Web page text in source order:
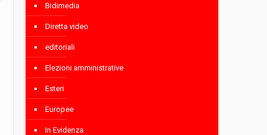
Bidimedia
Diretta video
editoriali
Elezioni amministrative
Esteri
Europee
In Evidenza